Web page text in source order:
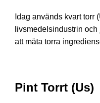
Idag används kvart torr
livsmedelsindustrin
att mäta torra
Pint Torrt (Us)